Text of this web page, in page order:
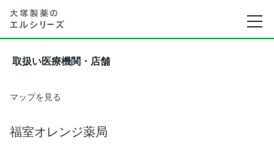
取扱い医療機関・店舗
マップを見る
福室オレンジ薬局